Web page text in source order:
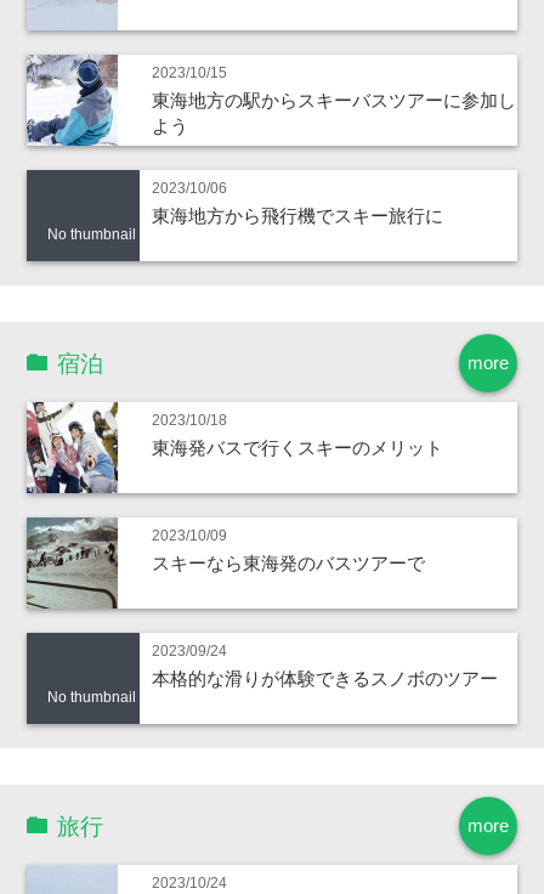
2023/10/15
東海地方の駅からスキーバスツアーに参加し
よう
No thumbnail
2023/10/06
東海地方から飛行機でスキー旅行に
more
宿泊
2023/10/18
東海発バスで行くスキーのメリット
2023/10/09
スキーなら東海発のバスツアーで
No thumbnail
2023/09/24
本格的な滑りが体験できるスノボのツアー
more
旅行
2023/10/24